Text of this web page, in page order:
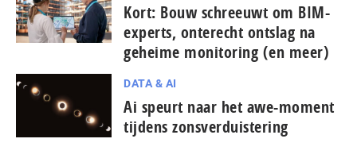
Kort: Bouw schreeuwt om BIM-
experts, onterecht ontslag na
geheime monitoring (en meer)
DATA & AI
Ai speurt naar het awe-moment
tijdens zonsverduistering